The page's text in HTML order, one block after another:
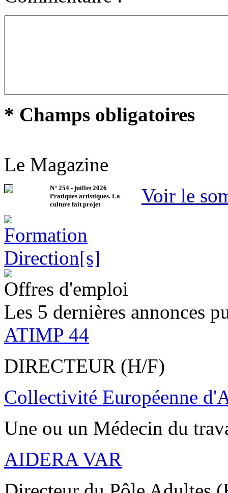
* Champs obligatoires
Le Magazine
N° 254 - juillet 2026
Pratiques artistiques. La
culture fait projet
Voir le
Offres d'emploi
Les 5 dernières annonces
ATIMP 44
DIRECTEUR (H/F)
Collectivité Européenne
Une ou un Médecin du
AIDERA VAR